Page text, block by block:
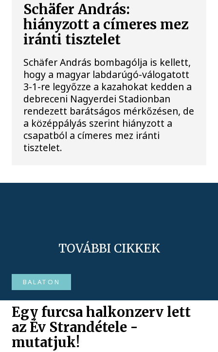
Schäfer András:
hiányzott a címeres mez
iránti tisztelet
Schäfer András bombagólja is kellett,
hogy a magyar labdarúgó-válogatott
3-1-re legyőzze a kazahokat kedden a
debreceni Nagyerdei Stadionban
rendezett barátságos mérkőzésen, de
a középpályás szerint hiányzott a
csapatból a címeres mez iránti
tisztelet.
TOVÁBBI CIKKEK
BALATON
Egy furcsa halkonzerv lett
az Év Strandétele -
mutatjuk!